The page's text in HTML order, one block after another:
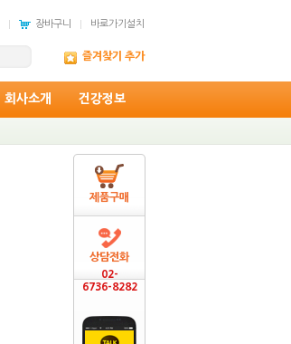
제품구매
상담전화
02-
6736-8282
장바구니 바로가기설치
즐겨찾기 추가
회사소개 건강정보